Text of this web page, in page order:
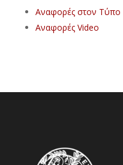
Αναφορές στον Τύπο
Αναφορές Video